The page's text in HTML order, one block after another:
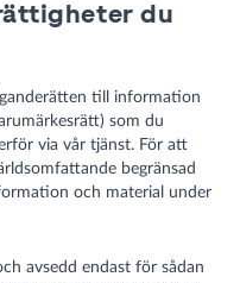
du
till information
som du
via vår tjänst. För att
begränsad
och material under
avsedd endast för sådan